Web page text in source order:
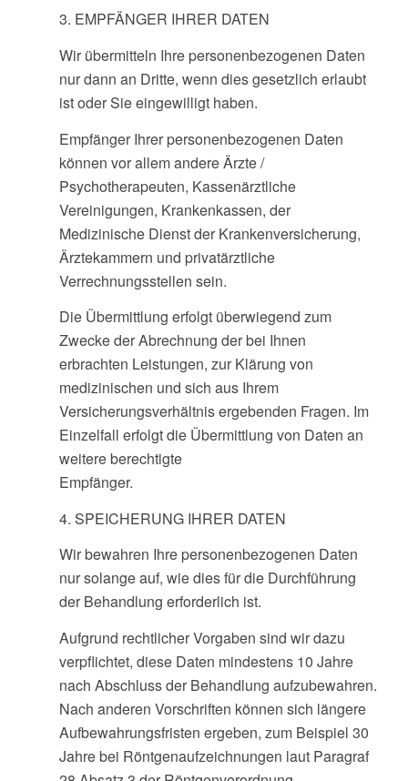
3. EMPFÄNGER IHRER DATEN
Wir übermitteln Ihre personenbezogenen Daten
nur dann an Dritte, wenn dies gesetzlich erlaubt
ist oder Sie eingewilligt haben.
Empfänger Ihrer personenbezogenen Daten
können vor allem andere Ärzte /
Psychotherapeuten, Kassenärztliche
Vereinigungen, Krankenkassen, der
Medizinische Dienst der Krankenversicherung,
Ärztekammern und privatärztliche
Verrechnungsstellen sein.
Die Übermittlung erfolgt überwiegend zum
Zwecke der Abrechnung der bei Ihnen
erbrachten Leistungen, zur Klärung von
medizinischen und sich aus Ihrem
Versicherungsverhältnis ergebenden Fragen. Im
Einzelfall erfolgt die Übermittlung von Daten an
weitere berechtigte
Empfänger.
4. SPEICHERUNG IHRER DATEN
Wir bewahren Ihre personenbezogenen Daten
nur solange auf, wie dies für die Durchführung
der Behandlung erforderlich ist.
Aufgrund rechtlicher Vorgaben sind wir dazu
verpflichtet, diese Daten mindestens 10 Jahre
nach Abschluss der Behandlung aufzubewahren.
Nach anderen Vorschriften können sich längere
Aufbewahrungsfristen ergeben, zum Beispiel 30
Jahre bei Röntgenaufzeichnungen laut Paragraf